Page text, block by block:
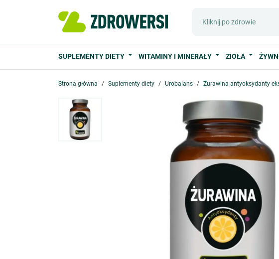
SUPLEMENTY DIETY WITAMINY I MINERAŁY ZIOŁA
Strona główna Suplementy diety Urobalans Żurawina antyoksydanty